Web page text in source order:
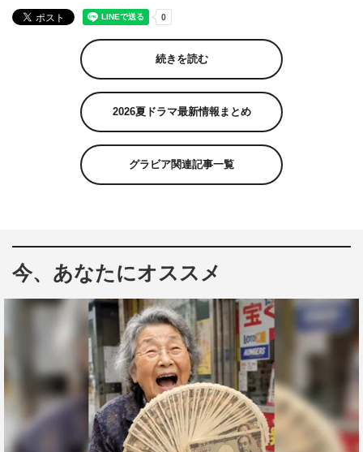
続きを読む
2026夏ドラマ最新情報まとめ
グラビア関連記事一覧
今、あなたにオススメ